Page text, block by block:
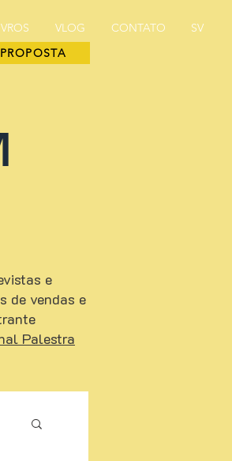
VLOG CONTATO
SV
e
de vendas e
Palestra